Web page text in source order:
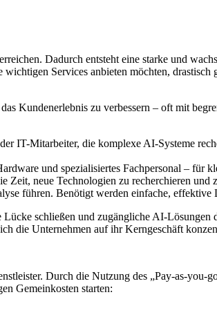
Dadurch entsteht eine starke und
Services anbieten möchten, drastisch
Kundenerlebnis zu verbessern – oft mit
IT-Mitarbeiter, die komplexe AI-Systeme
und spezialisiertes Fachpersonal – für
neue Technologien zu recherchieren und
führen. Benötigt werden einfache, effektive
schließen und zugängliche AI-
die Unternehmen auf ihr Kerngeschäft
Durch die Nutzung des „Pay-as-you-
Gemeinkosten starten: